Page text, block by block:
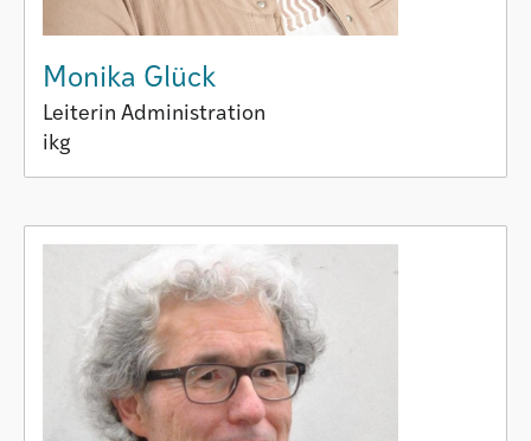
Monika Glück
Leiterin Administration
ikg